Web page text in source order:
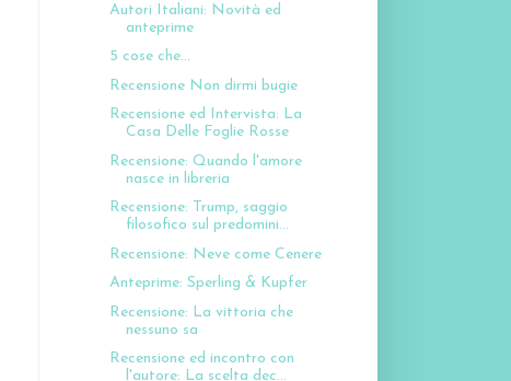
Autori Italiani: Novità ed
anteprime
5 cose che...
Recensione Non dirmi bugie
Recensione ed Intervista: La
Casa Delle Foglie Rosse
Recensione: Quando l'amore
nasce in libreria
Recensione: Trump, saggio
filosofico sul predomini...
Recensione: Neve come Cenere
Anteprime: Sperling & Kupfer
Recensione: La vittoria che
nessuno sa
Recensione ed incontro con
l'autore: La scelta dec...